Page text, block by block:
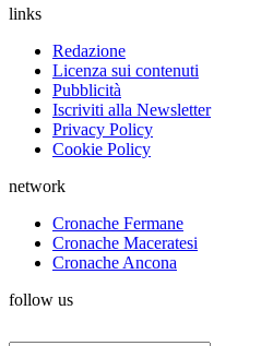
links
Redazione
Licenza sui contenuti
Pubblicità
Iscriviti alla Newsletter
Privacy Policy
Cookie Policy
network
Cronache Fermane
Cronache Maceratesi
Cronache Ancona
follow us